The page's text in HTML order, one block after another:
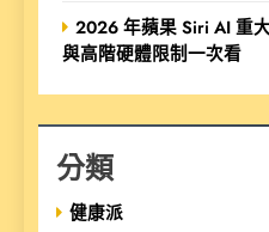
2026 年蘋果 Siri AI 重
與高階硬體限制一次看
分類
健康派